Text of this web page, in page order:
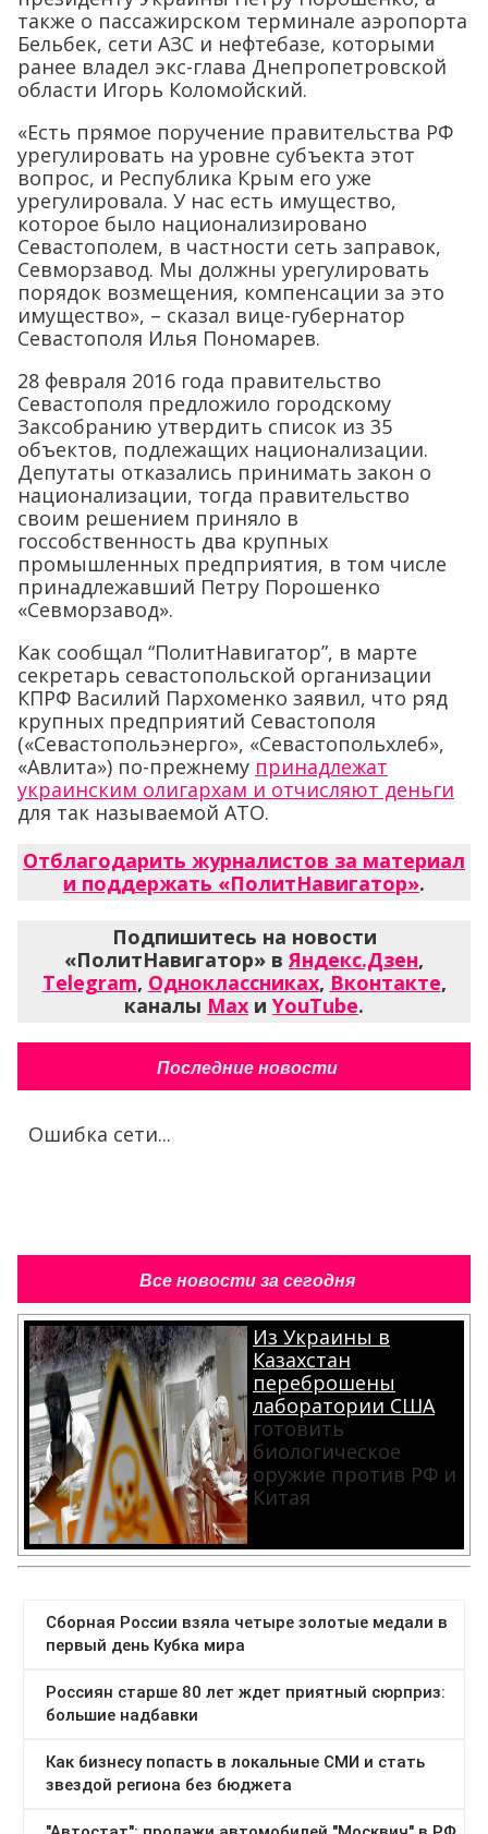
также о пассажирском терминале аэропорта
Бельбек, сети АЗС и нефтебазе, которыми
ранее владел экс-глава Днепропетровской
области Игорь Коломойский.
«Есть прямое поручение правительства РФ
урегулировать на уровне субъекта этот
вопрос, и Республика Крым его уже
урегулировала. У нас есть имущество,
которое было национализировано
Севастополем, в частности сеть заправок,
Севморзавод. Мы должны урегулировать
порядок возмещения, компенсации за это
имущество», – сказал вице-губернатор
Севастополя Илья Пономарев.
28 февраля 2016 года правительство
Севастополя предложило городскому
Заксобранию утвердить список из 35
объектов, подлежащих национализации.
Депутаты отказались принимать закон о
национализации, тогда правительство
своим решением приняло в
госсобственность два крупных
промышленных предприятия, в том числе
принадлежавший Петру Порошенко
«Севморзавод».
Как сообщал “ПолитНавигатор”, в марте
секретарь севастопольской организации
КПРФ Василий Пархоменко заявил, что ряд
крупных предприятий Севастополя
(«Севастопольэнерго», «Севастопольхлеб»,
«Авлита») по-прежнему принадлежат
украинским олигархам и отчисляют деньги
для так называемой АТО.
Отблагодарить журналистов за материал
и поддержать «ПолитНавигатор».
Подпишитесь на новости
«ПолитНавигатор» вЯндекс.Дзен,
Telegram, Одноклассниках, Вконтакте,
каналы Max и YouTube.
Последние новости
Ошибка сети...
Все новости за сегодня
Из Украины в
Казахстан
переброшены
лаборатории США
готовить
биологическое
оружие против РФ и
Китая